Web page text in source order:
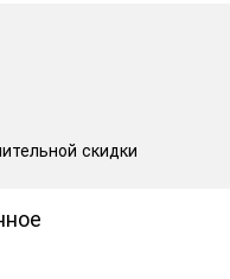
скидки